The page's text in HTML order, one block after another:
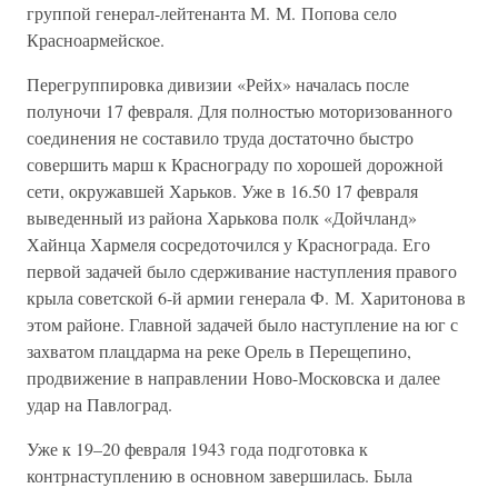
группой генерал-лейтенанта М. М. Попова село
Красноармейское.
Перегруппировка дивизии «Рейх» началась после
полуночи 17 февраля. Для полностью моторизованного
соединения не составило труда достаточно быстро
совершить марш к Краснограду по хорошей дорожной
сети, окружавшей Харьков. Уже в 16.50 17 февраля
выведенный из района Харькова полк «Дойчланд»
Хайнца Хармеля сосредоточился у Краснограда. Его
первой задачей было сдерживание наступления правого
крыла советской 6-й армии генерала Ф. М. Харитонова в
этом районе. Главной задачей было наступление на юг с
захватом плацдарма на реке Орель в Перещепино,
продвижение в направлении Ново-Московска и далее
удар на Павлоград.
Уже к 19–20 февраля 1943 года подготовка к
контрнаступлению в основном завершилась. Была